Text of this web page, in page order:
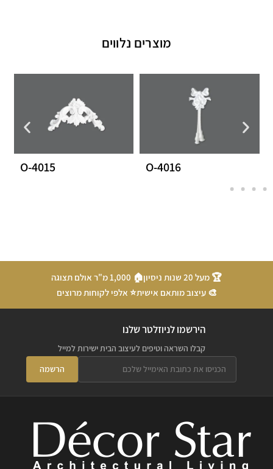
מוצרים נלווים
O-4016
O-4015
🏆 מעל 20 שנות ניסיון
🏠 1,000 מ"ר אולם תצוגה
🎨 עיצוב מותאם אישית⭐ אלפי לקוחות מרוצים
הירשמו לניוזלטר שלנו
קבלו השראה וטיפים לעיצוב הבית ישירות למייל
הרשמה